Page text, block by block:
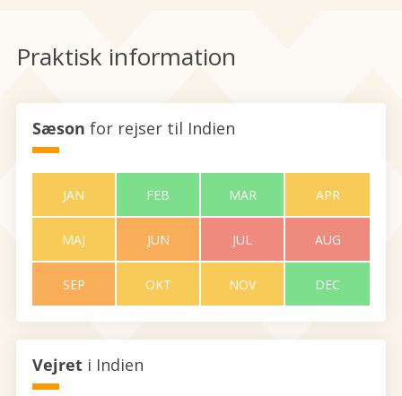
Praktisk information
Sæson for rejser til Indien
JAN FEB MAR APR
MAJ JUN JUL AUG
SEP OKT NOV DEC
Vejret i Indien